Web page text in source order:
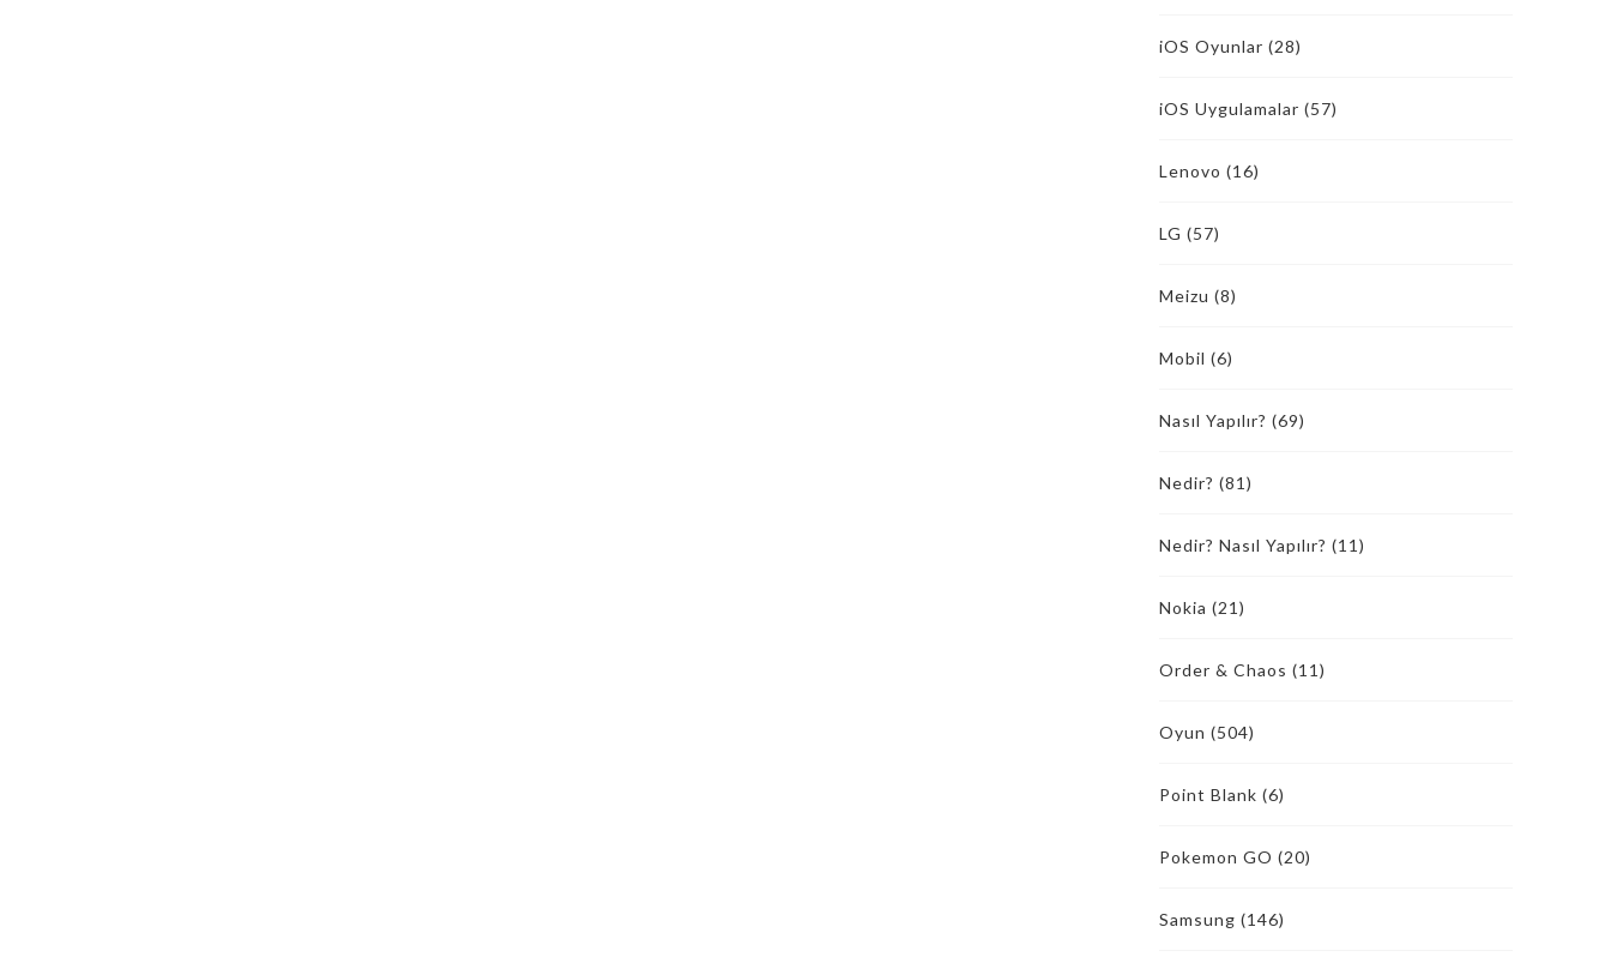
iOS Oyunlar (28)
iOS Uygulamalar (57)
Lenovo (16)
LG (57)
Meizu (8)
Mobil (6)
Nasıl Yapılır? (69)
Nedir? (81)
Nedir? Nasıl Yapılır? (11)
Nokia (21)
Order & Chaos (11)
Oyun (504)
Point Blank (6)
Pokemon GO (20)
Samsung (146)